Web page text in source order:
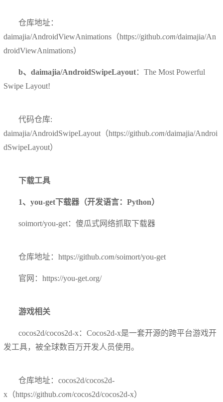
仓库地址：
daimajia/AndroidViewAnimations（https://github.com/daimajia/An
droidViewAnimations）
b、daimajia/AndroidSwipeLayout：The Most Powerful
Swipe Layout!
代码仓库:
daimajia/AndroidSwipeLayout（https://github.com/daimajia/Androi
dSwipeLayout）
下载工具
1、you-get下载器（开发语言：Python）
soimort/you-get：傻瓜式网络抓取下载器
仓库地址：https://github.com/soimort/you-get
官网：https://you-get.org/
游戏相关
cocos2d/cocos2d-x：Cocos2d-x是一套开源的跨平台游戏开
发工具，被全球数百万开发人员使用。
仓库地址：cocos2d/cocos2d-
x（https://github.com/cocos2d/cocos2d-x）